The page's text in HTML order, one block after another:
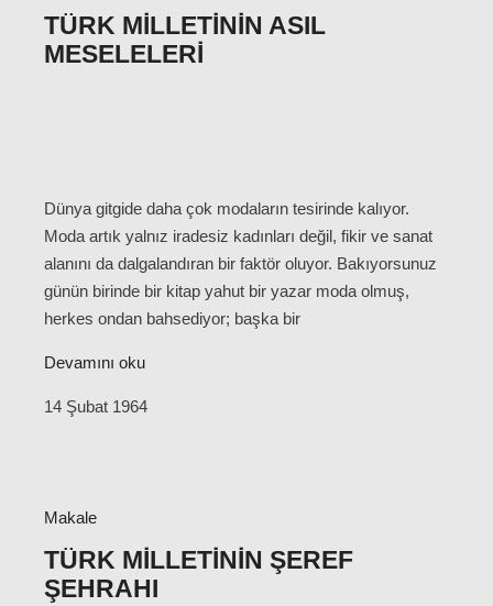
TÜRK MILLETININ ASIL
MESELELERI
Dünya gitgide daha çok modaların tesirinde kalıyor.
Moda artık yalnız iradesiz kadınları değil, fikir ve sanat
alanını da dalgalandıran bir faktör oluyor. Bakıyorsunuz
günün birinde bir kitap yahut bir yazar moda olmuş,
herkes ondan bahsediyor; başka bir
Devamını oku
14 Şubat 1964
Makale
TÜRK MILLETININ ŞEREF
ŞEHRAHI